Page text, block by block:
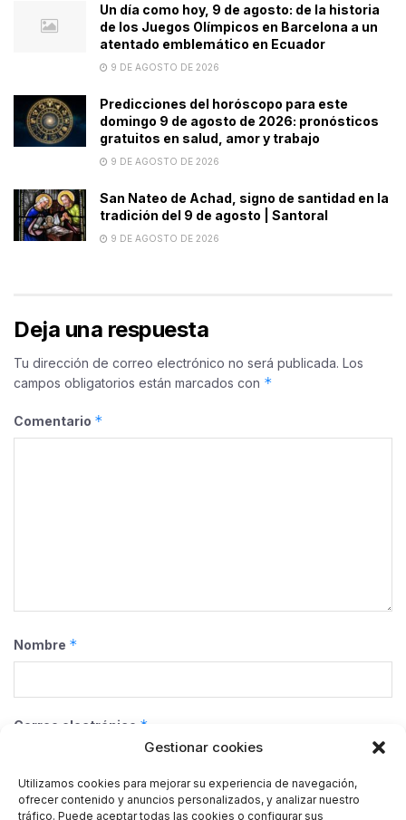
Gestionar cookies
Utilizamos cookies para mejorar su experiencia de navegación,
ofrecer contenido y anuncios personalizados, y analizar nuestro
tráfico. Puede aceptar todas las cookies o configurar sus
Un día como hoy, 9 de agosto: de la historia
de los Juegos Olímpicos en Barcelona a un
atentado emblemático en Ecuador
9 DE AGOSTO DE 2026
Predicciones del horóscopo para este
domingo 9 de agosto de 2026: pronósticos
gratuitos en salud, amor y trabajo
9 DE AGOSTO DE 2026
San Nateo de Achad, signo de santidad en la
tradición del 9 de agosto | Santoral
9 DE AGOSTO DE 2026
Deja una respuesta
Tu dirección de correo electrónico no será publicada. Los
campos obligatorios están marcados con *
Comentario *
Nombre *
Correo electrónico *
Web